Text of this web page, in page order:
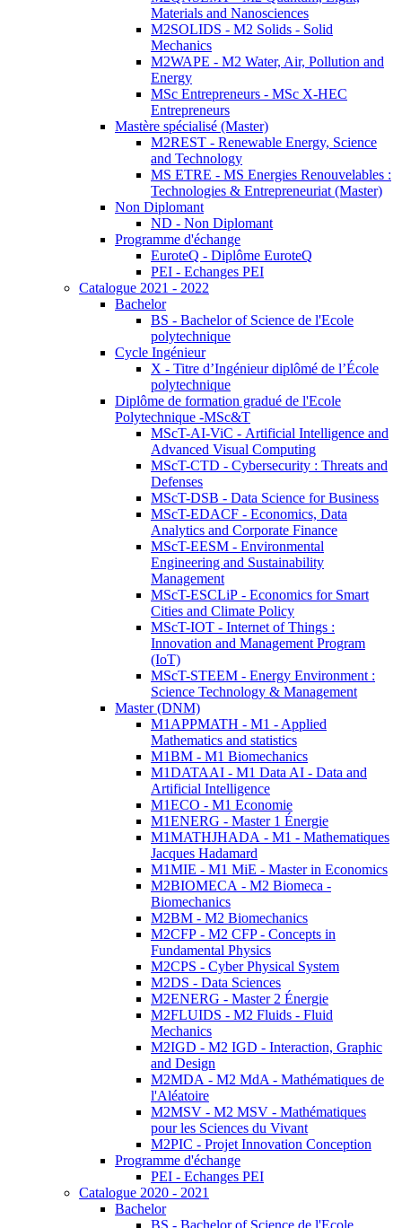
Materials and Nanosciences
M2SOLIDS - M2 Solids - Solid
Mechanics
M2WAPE - M2 Water, Air, Pollution and
Energy
MSc Entrepreneurs - MSc X-HEC
Entrepreneurs
Mastère spécialisé (Master)
M2REST - Renewable Energy, Science
and Technology
MS ETRE - MS Energies Renouvelables :
Technologies & Entrepreneuriat (Master)
Non Diplomant
ND - Non Diplomant
Programme d'échange
EuroteQ - Diplôme EuroteQ
PEI - Echanges PEI
Catalogue 2021 - 2022
Bachelor
BS - Bachelor of Science de l'Ecole
polytechnique
Cycle Ingénieur
X - Titre d’Ingénieur diplômé de l’École
polytechnique
Diplôme de formation gradué de l'Ecole
Polytechnique -MSc&T
MScT-AI-ViC - Artificial Intelligence and
Advanced Visual Computing
MScT-CTD - Cybersecurity : Threats and
Defenses
MScT-DSB - Data Science for Business
MScT-EDACF - Economics, Data
Analytics and Corporate Finance
MScT-EESM - Environmental
Engineering and Sustainability
Management
MScT-ESCLiP - Economics for Smart
Cities and Climate Policy
MScT-IOT - Internet of Things :
Innovation and Management Program
(IoT)
MScT-STEEM - Energy Environment :
Science Technology & Management
Master (DNM)
M1APPMATH - M1 - Applied
Mathematics and statistics
M1BM - M1 Biomechanics
M1DATAAI - M1 Data AI - Data and
Artificial Intelligence
M1ECO - M1 Economie
M1ENERG - Master 1 Énergie
M1MATHJHADA - M1 - Mathematiques
Jacques Hadamard
M1MIE - M1 MiE - Master in Economics
M2BIOMECA - M2 Biomeca -
Biomechanics
M2BM - M2 Biomechanics
M2CFP - M2 CFP - Concepts in
Fundamental Physics
M2CPS - Cyber Physical System
M2DS - Data Sciences
M2ENERG - Master 2 Énergie
M2FLUIDS - M2 Fluids - Fluid
Mechanics
M2IGD - M2 IGD - Interaction, Graphic
and Design
M2MDA - M2 MdA - Mathématiques de
l'Aléatoire
M2MSV - M2 MSV - Mathématiques
pour les Sciences du Vivant
M2PIC - Projet Innovation Conception
Programme d'échange
PEI - Echanges PEI
Catalogue 2020 - 2021
Bachelor
BS - Bachelor of Science de l'Ecole